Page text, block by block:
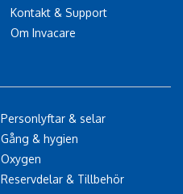
Kontakt & Support
Om Invacare
Personlyftar & selar
Gång & hygien
Oxygen
Reservdelar & Tillbehör